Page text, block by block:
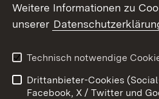
Kontakt
Barrierefreiheit
Impressum
Weitere Informationen zu
unserer
Technisch notwendige
Drittanbieter-Cookies
Facebook, X / Twitter und